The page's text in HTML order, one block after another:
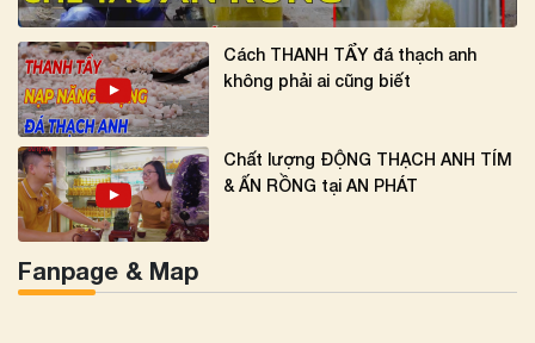
Cách THANH TẨY đá thạch anh
không phải ai cũng biết
Chất lượng ĐỘNG THẠCH ANH TÍM
& ẤN RỒNG tại AN PHÁT
Fanpage & Map